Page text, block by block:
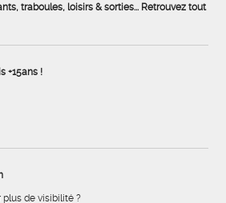
traboules, loisirs & sorties... Retrouvez tout
+15ans !
de visibilité ?